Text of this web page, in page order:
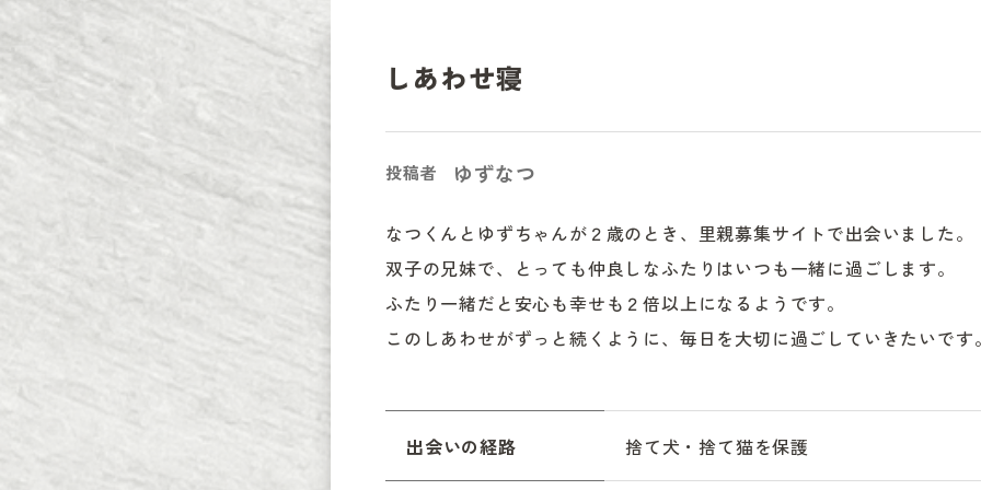
しあわせ寝
投稿者 ゆずなつ
なつくんとゆずちゃんが２歳のとき、里親募集サイトで出会いました。
双子の兄妹で、とっても仲良しなふたりはいつも一緒に過ごします。
ふたり一緒だと安心も幸せも２倍以上になるようです。
このしあわせがずっと続くように、毎日を大切に過ごしていきたいです
出会いの経路 捨て犬・捨て猫を保護